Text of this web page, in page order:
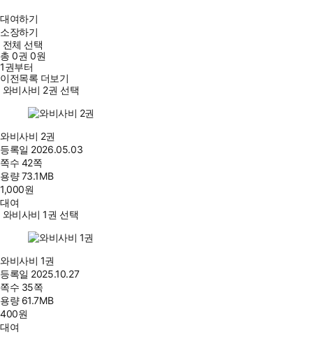
대여하기
소장하기
전체 선택
총0권 0원
1권부터
이전목록 더보기
와비사비 2권 선택
와비사비 2권
등록일 2026.05.03
쪽수 42쪽
용량73.1MB
1,000원
대여
와비사비 1권 선택
와비사비 1권
등록일 2025.10.27
쪽수 35쪽
용량 61.7MB
400원
대여